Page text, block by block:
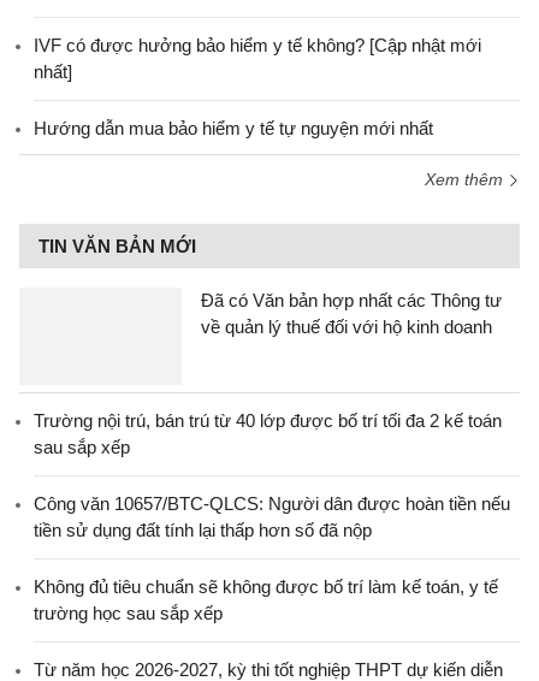
IVF có được hưởng bảo hiểm y tế không? [Cập nhật mới
nhất]
Hướng dẫn mua bảo hiểm y tế tự nguyện mới nhất
Xem thêm
TIN VĂN BẢN MỚI
Đã có Văn bản hợp nhất các Thông tư
về quản lý thuế đối với hộ kinh doanh
Trường nội trú, bán trú từ 40 lớp được bố trí tối đa 2 kế toán
sau sắp xếp
Công văn 10657/BTC-QLCS: Người dân được hoàn tiền nếu
tiền sử dụng đất tính lại thấp hơn số đã nộp
Không đủ tiêu chuẩn sẽ không được bố trí làm kế toán, y tế
trường học sau sắp xếp
Từ năm học 2026-2027, kỳ thi tốt nghiệp THPT dự kiến diễn